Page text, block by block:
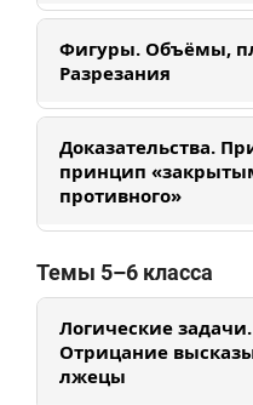
Разбираем
решить задачи.
Фигуры. Объёмы,
Разрезания
Разберем свойства
периметры, площади
фигур. Рассмотрим
пространственное
Доказательства.
принцип
противного»
Знакомимся с
доказательств:
Темы 5–6 класса
Логические
Отрицание
лжецы